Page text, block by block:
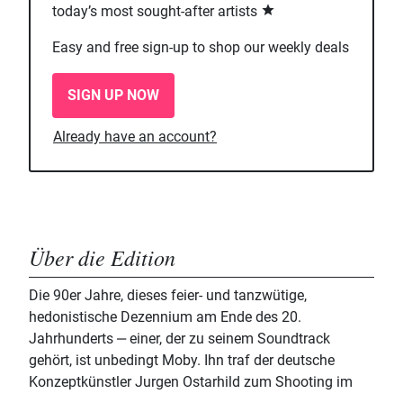
today’s most sought-after artists
Easy and free sign-up to shop our weekly deals
SIGN UP NOW
Already have an account?
Über die Edition
Die 90er Jahre, dieses feier- und tanzwütige,
hedonistische Dezennium am Ende des 20.
Jahrhunderts ‒ einer, der zu seinem Soundtrack
gehört, ist unbedingt Moby. Ihn traf der deutsche
Konzeptkünstler Jurgen Ostarhild zum Shooting im